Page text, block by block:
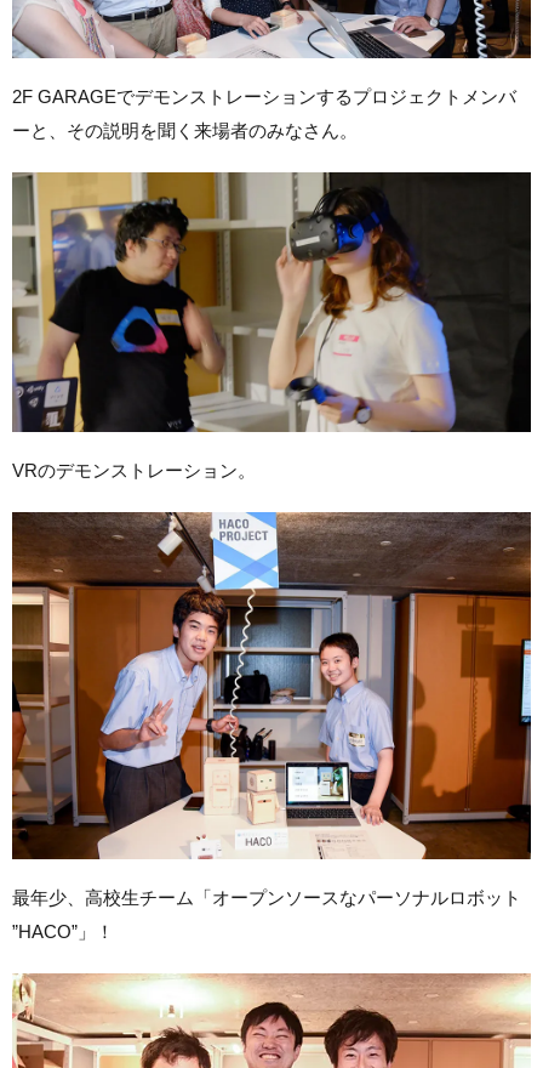
2F GARAGEでデモンストレーションするプロジェクトメンバ
ーと、その説明を聞く来場者のみなさん。
VRのデモンストレーション。
最年少、高校生チーム「オープンソースなパーソナルロボット
”HACO”」！